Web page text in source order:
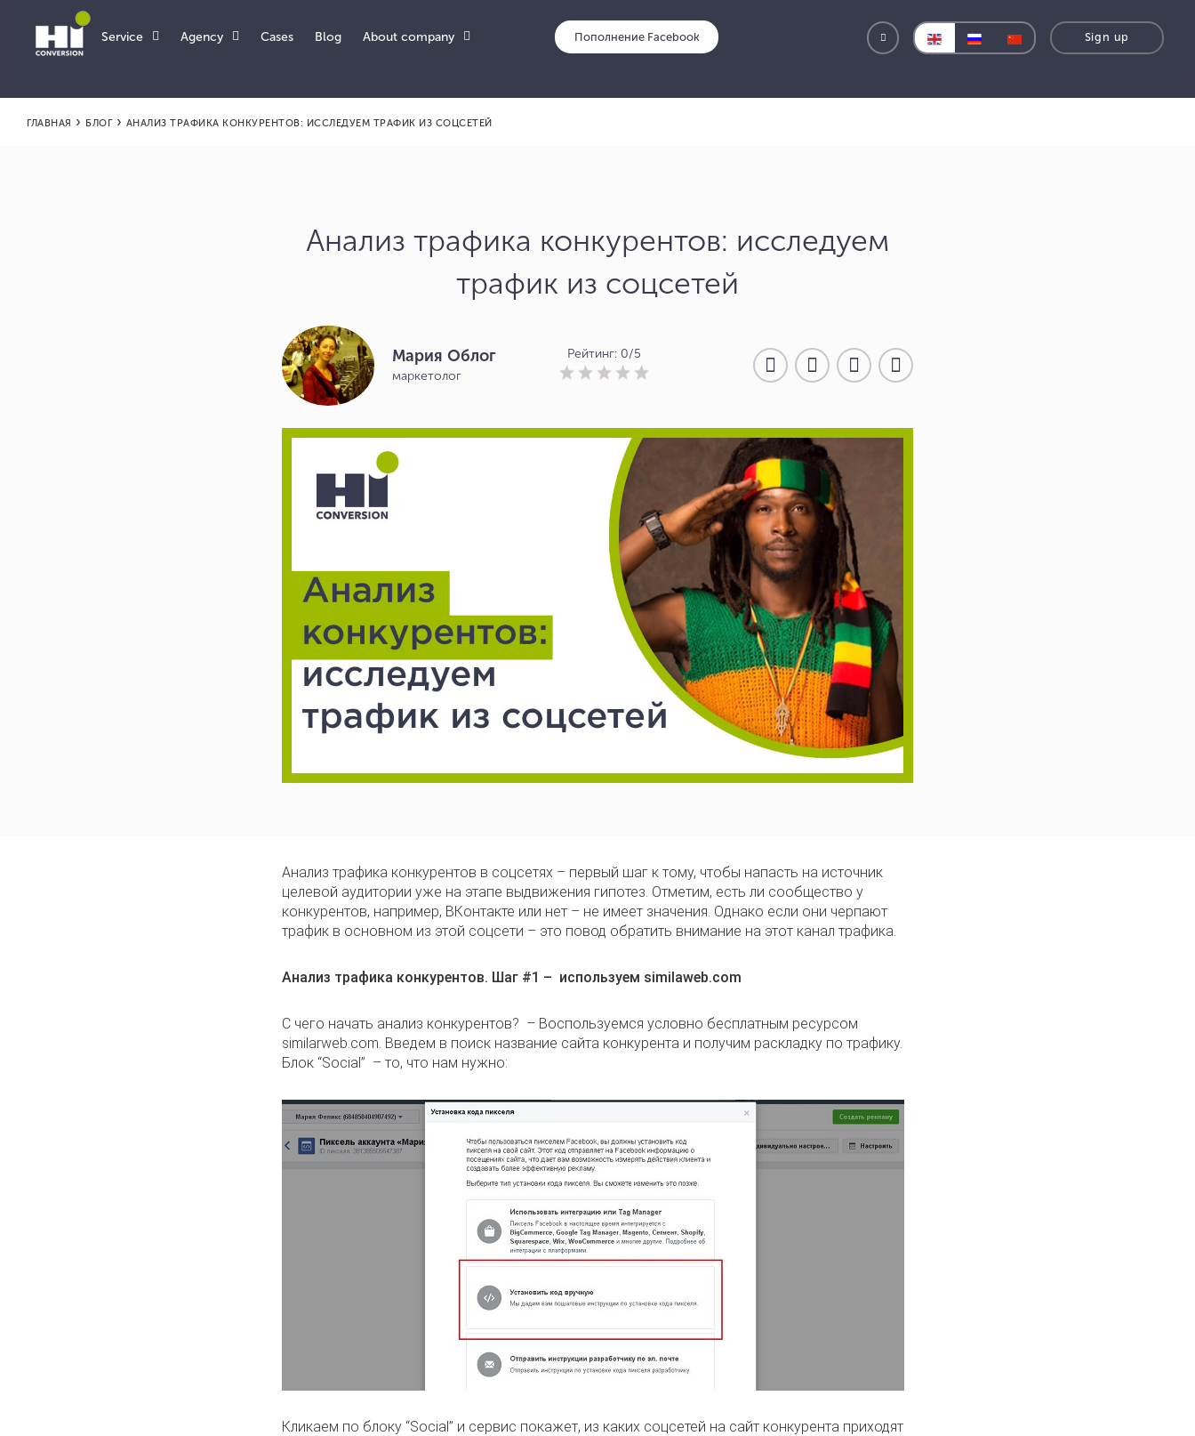
Service Agency Cases Blog About company
Пополнение Facebook
ГЛАВНАЯ › БЛОГ› АНАЛИЗ ТРАФИКА КОНКУРЕНТОВ: ИССЛЕДУЕМ ТРАФИК ИЗ СОЦСЕТЕЙ
Анализ трафика конкурентов: исследуем
трафик из соцсетей
Мария Облог
маркетолог
Рейтинг: 0/5
Анализ трафика конкурентов в соцсетях – первый шаг к тому, чтобы напасть на источник
целевой аудитории уже на этапе выдвижения гипотез. Отметим, есть ли сообщество у
конкурентов, например, ВКонтакте или нет – не имеет значения. Однако если они черпают
трафик в основном из этой соцсети – это повод обратить внимание на этот канал трафика.
Анализ трафика конкурентов. Шаг #1 – используем similaweb.com
С чего начать анализ конкурентов? – Воспользуемся условно бесплатным ресурсом
similarweb.com. Введем в поиск название сайта конкурента и получим раскладку по трафику.
Блок “Social” – то, что нам нужно:
Кликаем по блоку “Social” и сервис покажет, из каких соцсетей на сайт конкурента приходят